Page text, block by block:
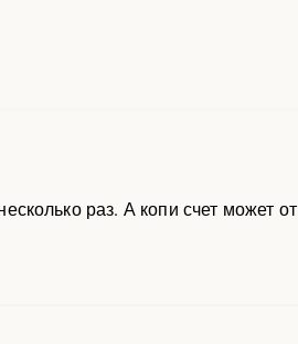
раз. А копи счет может